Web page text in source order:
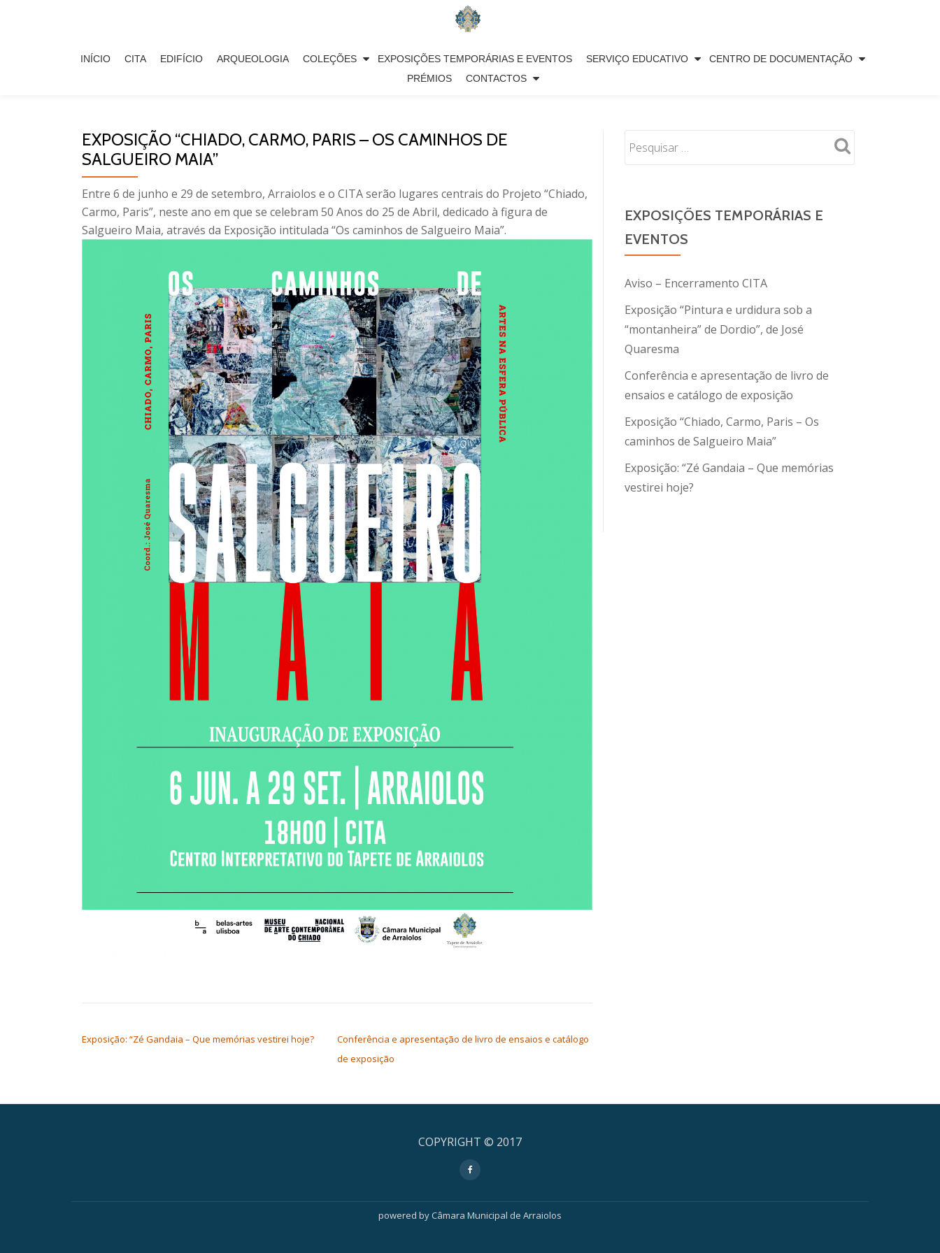
INÍCIO CITA EDIFÍCIO ARQUEOLOGIA COLEÇÕES EXPOSIÇÕES TEMPORÁRIAS E EVENTOS SERVIÇO EDUCATIVO
CENTRO DE DOCUMENTAÇÃO
PRÉMIOS
CONTACTOS
EXPOSIÇÃO “CHIADO, CARMO, PARIS – OS CAMINHOS DE
SALGUEIRO MAIA”
Entre 6 de junho e 29 de setembro, Arraiolos e o CITA serão lugares centrais do Projeto “Chiado,
Carmo, Paris”, neste ano em que se celebram 50 Anos do 25 de Abril, dedicado à figura de
Salgueiro Maia, através da Exposição intitulada “Os caminhos de Salgueiro Maia”.
Exposição: “Zé Gandaia – Que memórias vestirei hoje?
Conferência e apresentação de livro de ensaios e catálogo
de exposição
EXPOSIÇÕES TEMPORÁRIAS E
EVENTOS
Aviso – Encerramento CITA
Exposição “Pintura e urdidura sob a
“montanheira” de Dordio”, de José
Quaresma
Conferência e apresentação de livro de
ensaios e catálogo de exposição
Exposição “Chiado, Carmo, Paris – Os
caminhos de Salgueiro Maia”
Exposição: “Zé Gandaia – Que memórias
vestirei hoje?
COPYRIGHT © 2017
Menu
fa-
powered by Câmara Municipal de Arraiolos